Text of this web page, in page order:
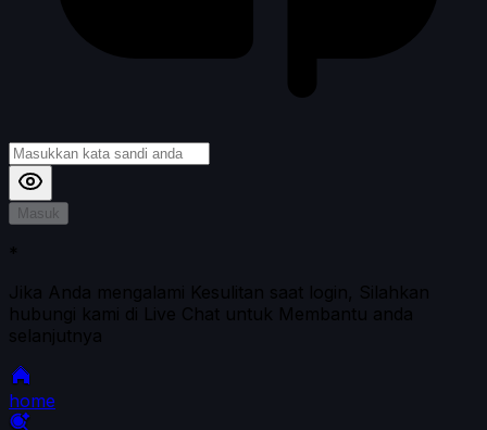
Masuk
*
Jika Anda mengalami Kesulitan saat login, Silahkan
hubungi kami di Live Chat untuk Membantu anda
selanjutnya
home